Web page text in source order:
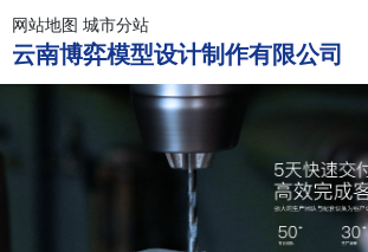
网站地图 城市分站
云南博弈模型设计制作有限公司